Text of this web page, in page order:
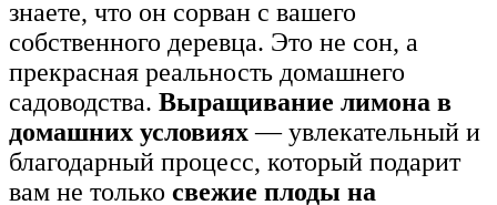
знаете, что он сорван с вашего
собственного деревца. Это не сон, а
прекрасная реальность домашнего
садоводства. Выращивание лимона в
домашних условиях— увлекательный и
благодарный процесс, который подарит
вам не только свежие плоды на